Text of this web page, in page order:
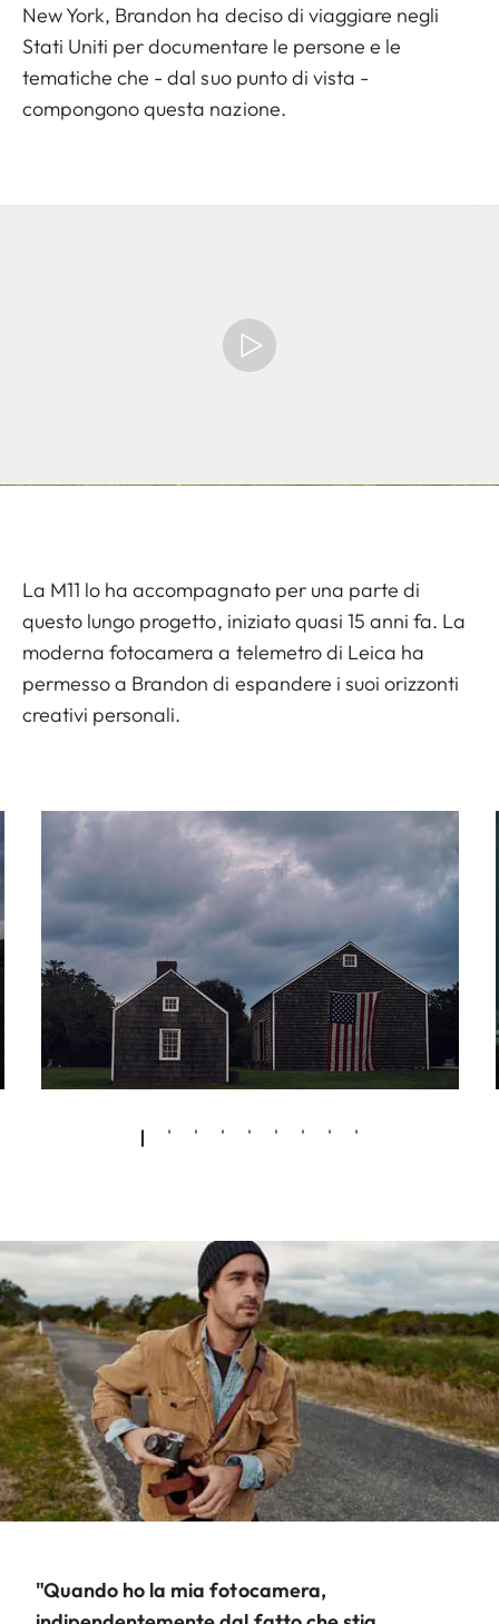
New York, Brandon ha deciso di viaggiare negli
Stati Uniti per documentare le persone e le
tematiche che - dal suo punto di vista -
compongono questa nazione.
La M11 lo ha accompagnato per una parte di
questo lungo progetto, iniziato quasi 15 anni fa. La
moderna fotocamera a telemetro di Leica ha
permesso a Brandon di espandere i suoi orizzonti
creativi personali.
"Quando ho la mia fotocamera,